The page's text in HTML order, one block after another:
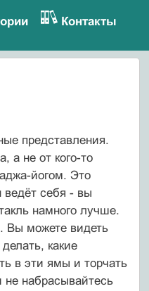
Контакты
представления.
а не от кого-то
йогом. Это
ведёт себя - вы
намного лучше.
Вы можете видеть
какие
в эти ямы и торчать
не набрасывайтесь